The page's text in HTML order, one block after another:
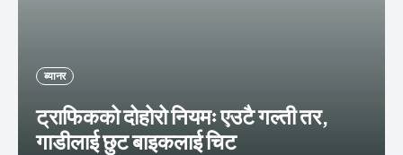
ब्यानर
ट्राफिकको दोहोरो नियमः एउटै गल्ती तर,
गाडीलाई छुट बाइकलाई चिट